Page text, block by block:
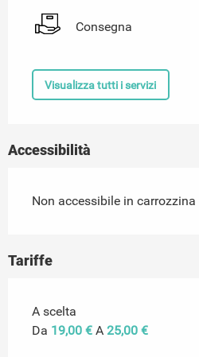
Consegna
Visualizza tutti i servizi
Accessibilità
Non accessibile in carrozzina
Tariffe
Tariffe 2026
A scelta
Da 19,00 € A 25,00 €